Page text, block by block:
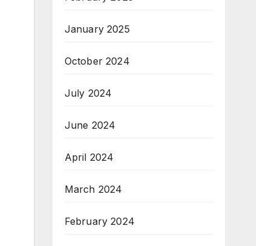
January 2025
October 2024
July 2024
June 2024
April 2024
March 2024
February 2024